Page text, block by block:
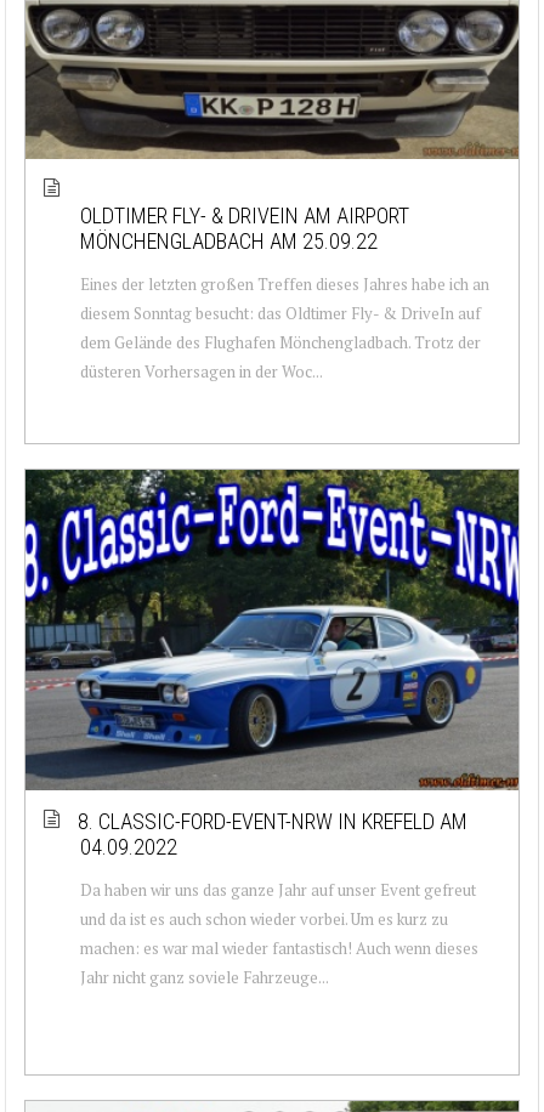
OLDTIMER FLY- & DRIVEIN AM AIRPORT
MÖNCHENGLADBACH AM 25.09.22
Eines der letzten großen Treffen dieses Jahres habe ich an
diesem Sonntag besucht: das Oldtimer Fly- & DriveIn auf
dem Gelände des Flughafen Mönchengladbach. Trotz der
düsteren Vorhersagen in der Woc...
8. CLASSIC-FORD-EVENT-NRW IN KREFELD AM
04.09.2022
Da haben wir uns das ganze Jahr auf unser Event gefreut
und da ist es auch schon wieder vorbei. Um es kurz zu
machen: es war mal wieder fantastisch! Auch wenn dieses
Jahr nicht ganz soviele Fahrzeuge...